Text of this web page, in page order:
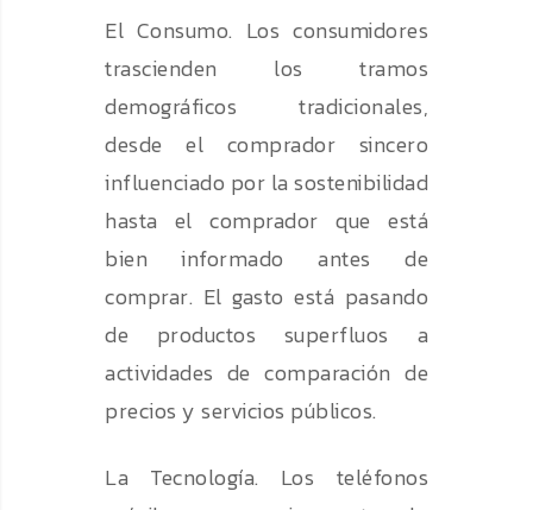
El Consumo. Los consumidores
trascienden los tramos
demográficos tradicionales,
desde el comprador sincero
influenciado por la sostenibilidad
hasta el comprador que está
bien informado antes de
comprar. El gasto está pasando
de productos superfluos a
actividades de comparación de
precios y servicios públicos.
La Tecnología. Los teléfonos